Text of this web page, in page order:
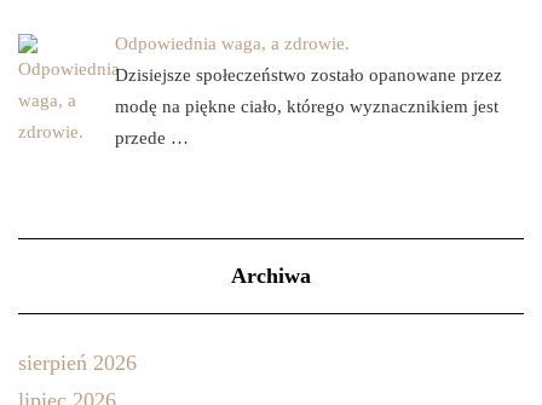
Odpowiednia waga, a zdrowie.
Dzisiejsze społeczeństwo zostało opanowane przez
modę na piękne ciało, którego wyznacznikiem jest
przede …
Archiwa
sierpień 2026